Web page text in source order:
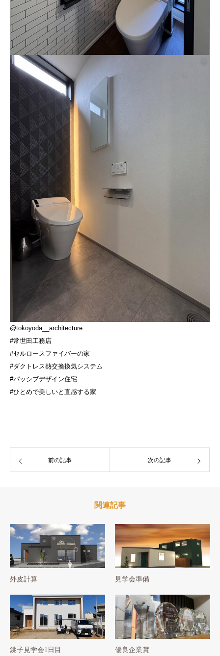
@tokoyoda__architecture
#常世田工務店
#セルロースファイバーの家
#ダクトレス熱交換換気システム
#パッシブデザイン住宅
#ひとめで美しいと直感する家
前の記事 次の記事
関連記事
外皮計算 見学会準備
銚子見学会1日目 優良企業賞